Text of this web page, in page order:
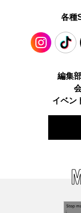
各種
TikTok
編集
イベン